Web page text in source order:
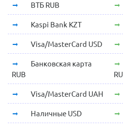
ВТБ RUB
Kaspi Bank KZT
Visa/MasterCard USD
Банковская карта
RUB
Visa/MasterCard UAH
Наличные USD